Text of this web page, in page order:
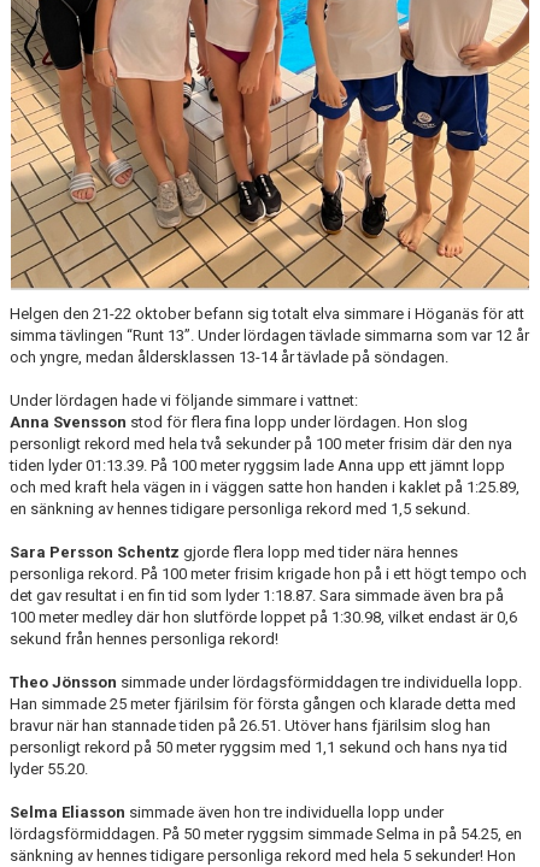
Helgen den 21-22 oktober befann sig totalt elva simmare i Höganäs för att
simma tävlingen “Runt 13”. Under lördagen tävlade simmarna som var 12 år
och yngre, medan åldersklassen 13-14 år tävlade på söndagen.
Under lördagen hade vi följande simmare i vattnet:
Anna Svensson stod för flera fina lopp under lördagen. Hon slog
personligt rekord med hela två sekunder på 100 meter frisim där den nya
tiden lyder 01:13.39. På 100 meter ryggsim lade Anna upp ett jämnt lopp
och med kraft hela vägen in i väggen satte hon handen i kaklet på 1:25.89,
en sänkning av hennes tidigare personliga rekord med 1,5 sekund.
Sara Persson Schentz gjorde flera lopp med tider nära hennes
personliga rekord. På 100 meter frisim krigade hon på i ett högt tempo och
det gav resultat i en fin tid som lyder 1:18.87. Sara simmade även bra på
100 meter medley där hon slutförde loppet på 1:30.98, vilket endast är 0,6
sekund från hennes personliga rekord!
Theo Jönsson simmade under lördagsförmiddagen tre individuella lopp.
Han simmade 25 meter fjärilsim för första gången och klarade detta med
bravur när han stannade tiden på 26.51. Utöver hans fjärilsim slog han
personligt rekord på 50 meter ryggsim med 1,1 sekund och hans nya tid
lyder 55.20.
Selma Eliasson simmade även hon tre individuella lopp under
lördagsförmiddagen. På 50 meter ryggsim simmade Selma in på 54.25, en
sänkning av hennes tidigare personliga rekord med hela 5 sekunder! Hon